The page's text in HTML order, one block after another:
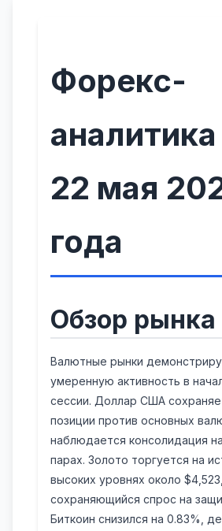
Форекс-
аналитика
22 мая
года
Обзор рынка
Валютные рынки
умеренную активность в
сессии. Доллар США
позиции против основных
наблюдается консолидация
парах. Золото торгуется на
высоких уровнях около
сохраняющийся спрос на
Биткоин снизился на 0.83%,